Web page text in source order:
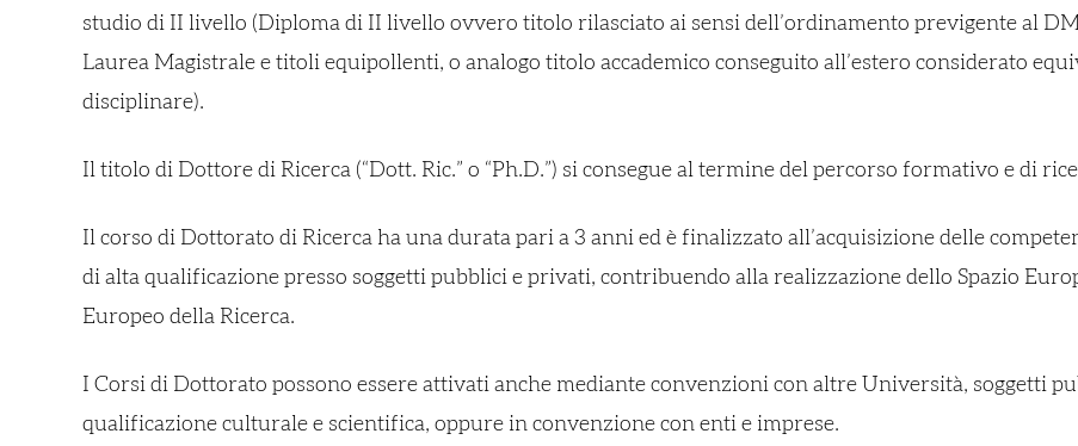
studio di II livello (Diploma di II livello ovvero titolo rilasciato ai sensi dell’ordinamento previgente al
Laurea Magistrale e titoli equipollenti, o analogo titolo accademico conseguito all’estero considerato
disciplinare).
Il titolo di Dottore di Ricerca (“Dott. Ric.” o “Ph.D.”) si consegue al termine del percorso formativo e di
Il corso di Dottorato di Ricerca ha una durata pari a 3 anni ed è finalizzato all’acquisizione delle
di alta qualificazione presso soggetti pubblici e privati, contribuendo alla realizzazione dello Spazio
Europeo della Ricerca.
I Corsi di Dottorato possono essere attivati anche mediante convenzioni con altre Università, soggetti
qualificazione culturale e scientifica, oppure in convenzione con enti e imprese.